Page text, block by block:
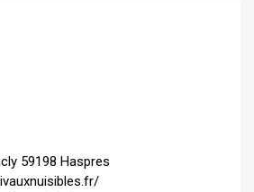
59198 Haspres